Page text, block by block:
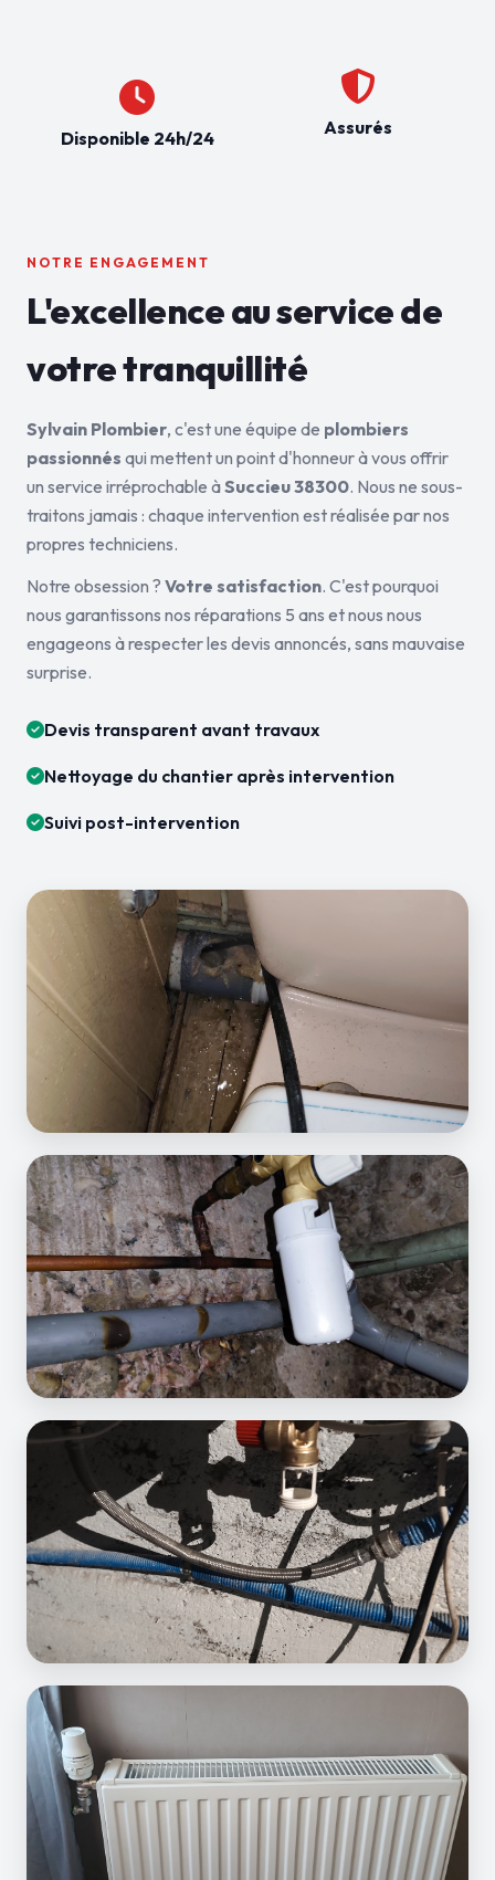
Disponible 24h/24 Assurés
NOTRE ENGAGEMENT
L'excellence au service de
votre tranquillité
Sylvain Plombier, c'est une équipe de plombiers
passionnés qui mettent un point d'honneur à vous offrir
un service irréprochable àSuccieu 38300. Nous ne sous-
traitons jamais : chaque intervention est réalisée par nos
propres techniciens.
Notre obsession ? Votre satisfaction. C'est pourquoi
nous garantissons nos réparations 5 ans et nous nous
engageons à respecter les devis annoncés, sans mauvaise
surprise.
Devis transparent avant travaux
Nettoyage du chantier après intervention
Suivi post-intervention